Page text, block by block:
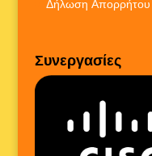
Δήλωση Απορρήτου
Συνεργασίες